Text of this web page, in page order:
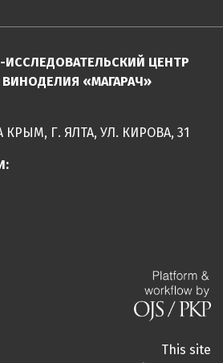
ЦЕНТР
«МАГАРАЧ»
КРЫМ, Г. ЯЛТА, УЛ. КИРОВА, 31
This site